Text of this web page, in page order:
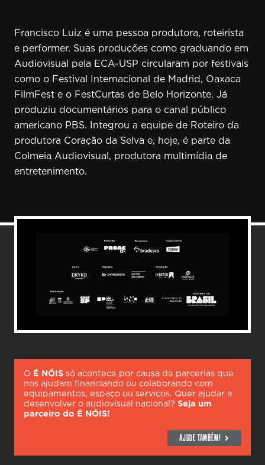
Francisco Luiz é uma pessoa produtora, roteirista
e performer. Suas produções como graduando em
Audiovisual pela ECA-USP circularam por festivais
como o Festival Internacional de Madrid, Oaxaca
FilmFest e o FestCurtas de Belo Horizonte. Já
produziu documentários para o canal público
americano PBS. Integrou a equipe de Roteiro da
produtora Coração da Selva e, hoje, é parte da
Colmeia Audiovisual, produtora multimídia de
entretenimento.
O É NÓIS só acontece por causa de parcerias que
nos ajudam financiando ou colaborando com
equipamentos, espaço ou serviços. Quer ajudar a
desenvolver o audiovisual nacional? Seja um
parceiro do É NÓIS!
AJUDE TAMBÉM!